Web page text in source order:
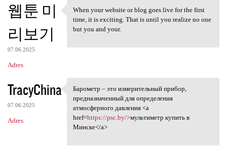
웹툰 미
리보기
07.06.2025
Adres
When your website or blog
When your website or blog goes live for the first
time, it is exciting. That is until you realize no one
but you and your.
TracyChina
07.06.2025
Adres
Барометр – это измерительный
Барометр – это измерительный прибор,
предназначенный для определения
атмосферного давления <a
href=https://psc.by/>мультиметр купить в
Минске</a>